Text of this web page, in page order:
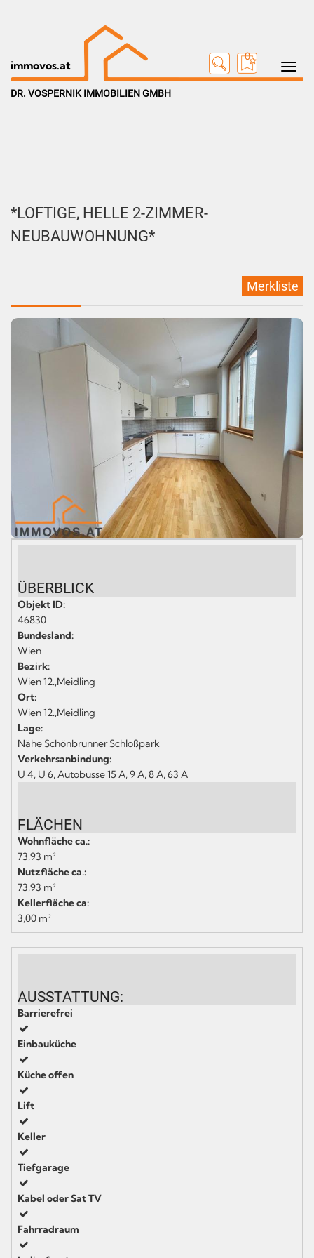
Toggle
immovos.at
0
DR. VOSPERNIK IMMOBILIEN GMBH
*LOFTIGE, HELLE 2-ZIMMER-
NEUBAUWOHNUNG*
Merkliste
ÜBERBLICK
Objekt ID:
46830
Bundesland:
Wien
Bezirk:
Wien 12.,Meidling
Ort:
Wien 12.,Meidling
Lage:
Nähe Schönbrunner Schloßpark
Verkehrsanbindung:
U 4, U 6, Autobusse 15 A, 9 A, 8 A, 63 A
FLÄCHEN
Wohnfläche ca.:
73,93 m²
Nutzfläche ca.:
73,93 m²
Kellerfläche ca:
3,00 m²
AUSSTATTUNG:
Barrierefrei
Einbauküche
Küche offen
Lift
Keller
Tiefgarage
Kabel oder Sat TV
Fahrradraum